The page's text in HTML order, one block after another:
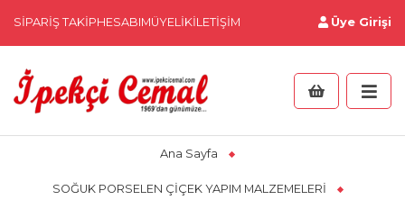
SIPARIŞ TAKIPHESABIMÜYELIKİLETIŞIM Üye Girişi
Ana Sayfa
SOĞUK PORSELEN ÇİÇEK YAPIM MALZEMELERİ